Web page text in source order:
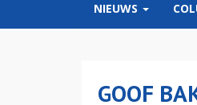
NIEUWS
GOOF